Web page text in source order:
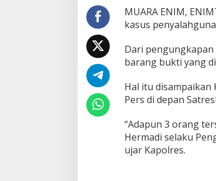
E
i
U
n
k
a
p
e
n
MUARA ENIM,
kasus
Dari
barang bukti yang
Hal itu disampaikan
Pers di depan
“Adapun 3 orang
Hermadi selaku
ujar Kapolres.